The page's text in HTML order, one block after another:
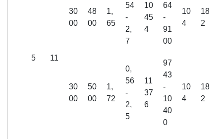
5 11
30
00
48
00
1,
65
54
-
2,
7
10
45
4
64
-
91
00
10
4
18
2
30
00
50
00
1,
72
0,
56
-
2,
5
11
37
6
97
43
-
10
40
0
10
4
18
2